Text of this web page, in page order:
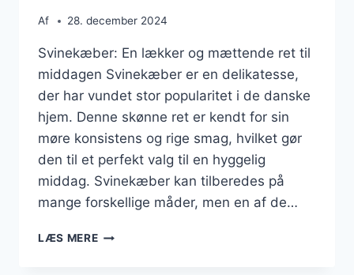
Af 28. december 2024
Svinekæber: En lækker og mættende ret til
middagen Svinekæber er en delikatesse,
der har vundet stor popularitet i de danske
hjem. Denne skønne ret er kendt for sin
møre konsistens og rige smag, hvilket gør
den til et perfekt valg til en hyggelig
middag. Svinekæber kan tilberedes på
mange forskellige måder, men en af de…
LÆS MERESVINEKÆBER